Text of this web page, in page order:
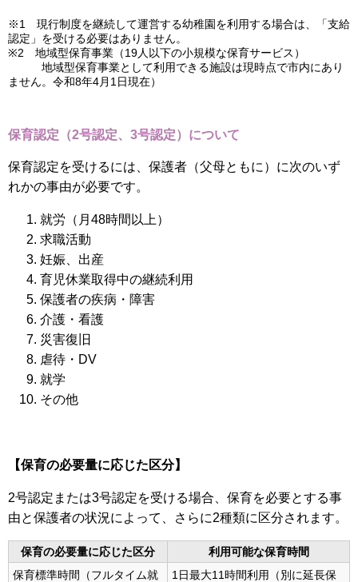
※1 現行制度を継続して運営する幼稚園を利用する場合は、「支給
認定」を受ける必要はありません。
※2 地域型保育事業（19人以下の小規模な保育サービス）
地域型保育事業として利用できる施設は現時点で市内にあり
ません。令和8年4月1日現在）
保育認定（2号認定、3号認定）について
保育認定を受けるには、保護者（父母ともに）に次のいず
れかの事由が必要です。
就労（月48時間以上）
求職活動
妊娠、出産
育児休業取得中の継続利用
保護者の疾病・障害
介護・看護
災害復旧
虐待・DV
就学
その他
【保育の必要量に応じた区分】
2号認定または3号認定を受ける場合、保育を必要とする事
由と保護者の状況によって、さらに2種類に区分されます。
保育の必要量に応じた区分
利用可能な保育時間
保育標準時間（フルタイム就
1日最大11時間利用（別に延長保